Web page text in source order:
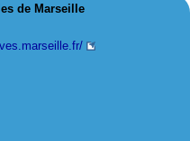
de Marseille